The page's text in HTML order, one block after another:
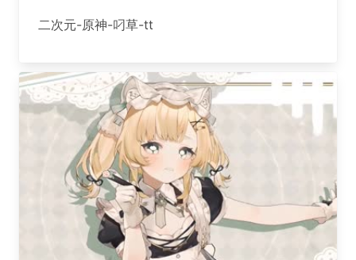
二次元-原神-叼草-tt